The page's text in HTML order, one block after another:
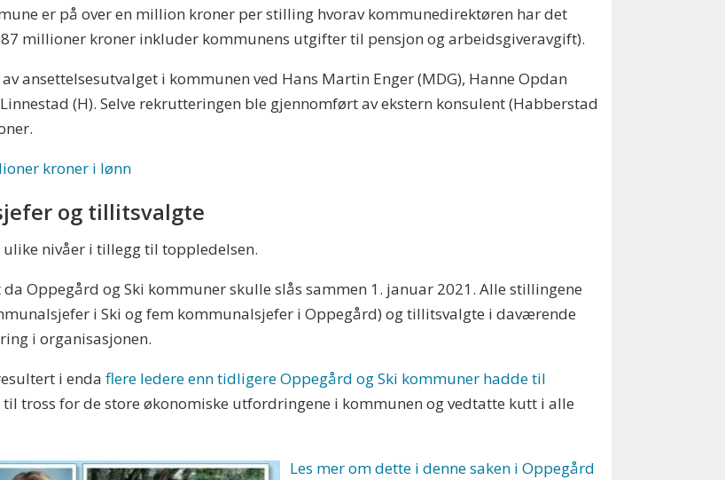
er på over en million kroner per stilling hvorav kommunedirektøren har det
millioner kroner inkluder kommunens utgifter til pensjon og arbeidsgiveravgift).
ansettelsesutvalget i kommunen ved Hans Martin Enger (MDG), Hanne Opdan
(H). Selve rekrutteringen ble gjennomført av ekstern konsulent (Habberstad
kroner i lønn
og tillitsvalgte
ulike nivåer i tillegg til toppledelsen.
Oppegård og Ski kommuner skulle slås sammen 1. januar 2021. Alle stillingene
i Ski og fem kommunalsjefer i Oppegård) og tillitsvalgte i daværende
i organisasjonen.
i endaflere ledere enn tidligere Oppegård og Ski kommuner hadde til
til tross for de store økonomiske utfordringene i kommunen og vedtatte kutt i alle
Les mer om dette i denne saken i Oppegård